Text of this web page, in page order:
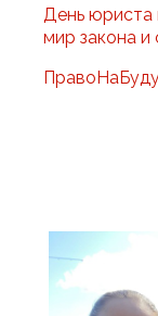
День юриста
мир закона и